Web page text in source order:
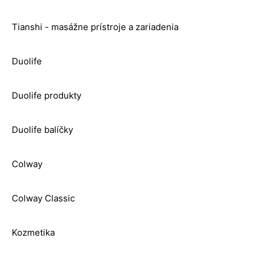
Tianshi - masážne prístroje a zariadenia
Duolife
Duolife produkty
Duolife balíčky
Colway
Colway Classic
Kozmetika